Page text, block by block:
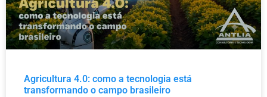
Agricultura 4.0: como a tecnologia está
transformando o campo brasileiro